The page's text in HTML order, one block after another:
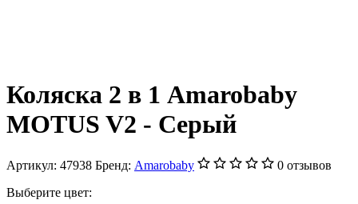
Коляска 2 в 1 Amarobaby
MOTUS V2 - Серый
Артикул: 47938 Бренд: Amarobaby
0 отзывов
Выберите цвет: